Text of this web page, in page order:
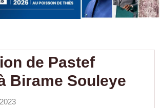
de Pastef
Birame Souleye